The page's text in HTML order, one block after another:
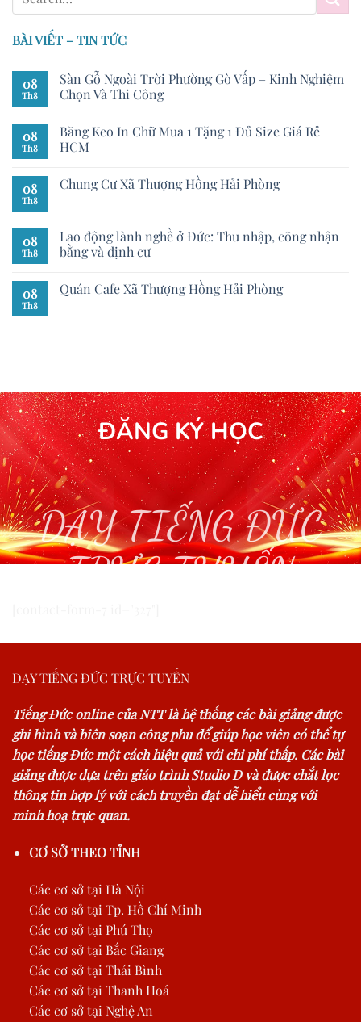
BÀI VIẾT – TIN TỨC
08
Th8
Sàn Gỗ Ngoài Trời Phường Gò Vấp – Kinh Nghiệm
Chọn Và Thi Công
08
Th8
Băng Keo In Chữ Mua 1 Tặng 1 Đủ Size Giá Rẻ
HCM
08
Th8
Chung Cư Xã Thượng Hồng Hải Phòng
08
Th8
Lao động lành nghề ở Đức: Thu nhập, công nhận
bằng và định cư
08
Th8
Quán Cafe Xã Thượng Hồng Hải Phòng
ĐĂNG KÝ HỌC
DẠY TIẾNG ĐỨC
TRỰC TUYẾN
DẠY TIẾNG ĐỨC TRỰC TUYẾN
Tiếng Đức online của NTT là hệ thống các bài giảng được
ghi hình và biên soạn công phu để giúp học viên có thể tự
học tiếng Đức một cách hiệu quả với chi phí thấp. Các bài
giảng được dựa trên giáo trình Studio D và được chắt lọc
thông tin hợp lý với cách truyền đạt dễ hiểu cùng với
minh hoạ trực quan.
CƠ SỞ THEO TỈNH
Các cơ sở tại Hà Nội
Các cơ sở tại Tp. Hồ Chí Minh
Các cơ sở tại Phú Thọ
Các cơ sở tại Bắc Giang
Các cơ sở tại Thái Bình
Các cơ sở tại Thanh Hoá
Các cơ sở tại Nghệ An